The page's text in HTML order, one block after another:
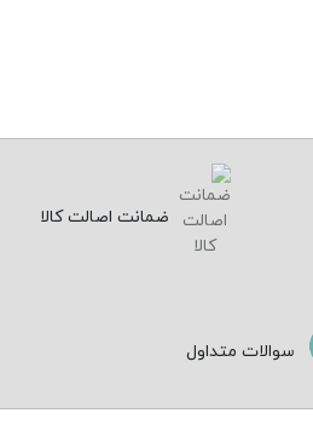
ضمانت اصالت کالا
سوالات متداول